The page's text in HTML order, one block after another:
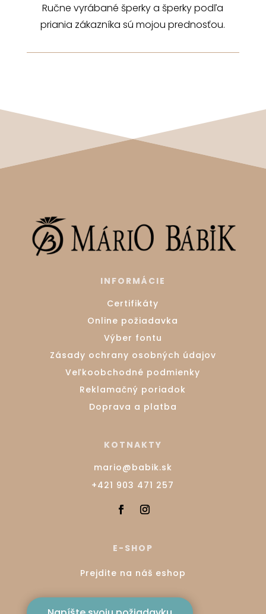
Ručne vyrábané šperky a šperky podľa
priania zákazníka sú mojou prednosťou.
INFORMÁCIE
Certifikáty
Online požiadavka
Výber fontu
Zásady ochrany osobných údajov
Veľkoobchodné podmienky
Reklamačný poriadok
Doprava a platba
KOTNAKTY
mario@babik.sk
+421 903 471 257
E-SHOP
Prejdite na náš eshop